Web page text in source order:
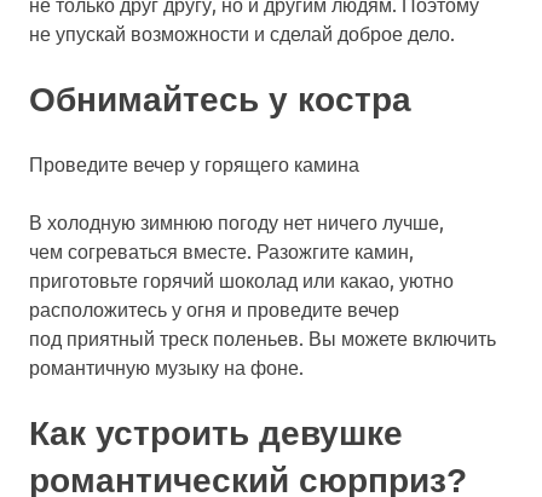
не упускай возможности и сделай доброе дело.
Обнимайтесь у костра
Проведите вечер у горящего камина
В холодную зимнюю погоду нет ничего лучше,
чем согреваться вместе. Разожгите камин,
приготовьте горячий шоколад или какао, уютно
расположитесь у огня и проведите вечер
под приятный треск поленьев. Вы можете включить
романтичную музыку на фоне.
Как устроить девушке
романтический сюрприз?